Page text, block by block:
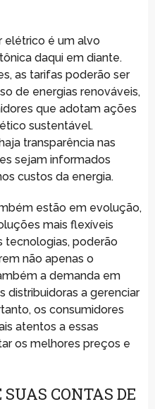
elétrico é um alvo
daqui em diante.
as tarifas poderão ser
de energias renováveis,
que adotam ações
sustentável.
transparência nas
sejam informados
custos da energia.
estão em evolução,
mais flexíveis
tecnologias, poderão
não apenas o
a demanda em
distribuidoras a gerenciar
os consumidores
atentos a essas
os melhores preços e
CONTAS DE